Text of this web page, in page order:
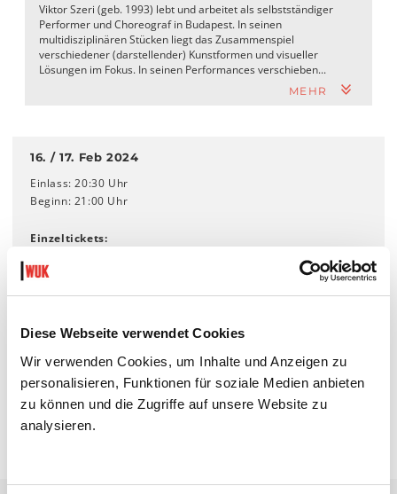
Diese Webseite verwendet Cookies
Wir verwenden Cookies, um Inhalte und Anzeigen zu
personalisieren, Funktionen für soziale Medien anbieten
zu können und die Zugriffe auf unsere Website zu
analysieren.
Viktor Szeri (geb. 1993) lebt und arbeitet als selbstständiger
Performer und Choreograf in Budapest. In seinen
multidisziplinären Stücken liegt das Zusammenspiel
verschiedener (darstellender) Kunstformen und visueller
Lösungen im Fokus. In seinen Performances verschieben...
MEHR
16. / 17. Feb 2024
Einlass: 20:30 Uhr
Beginn: 21:00 Uhr
Einzeltickets:
Kombitickets:
am 16. & 17.02.:
TICKETS